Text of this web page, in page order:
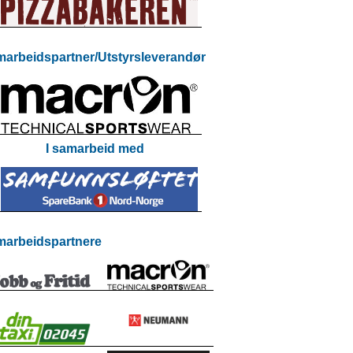
Utstyrsleverandør
I samarbeid med